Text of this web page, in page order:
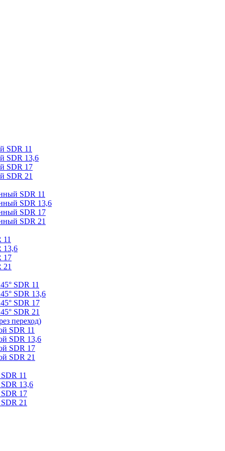
SDR 11
SDR 13,6
SDR 17
SDR 21
SDR 11
SDR 13,6
SDR 17
SDR 21
13,6
17
21
SDR 11
SDR 13,6
SDR 17
SDR 21
переход)
SDR 11
SDR 13,6
SDR 17
SDR 21
11
13,6
17
21